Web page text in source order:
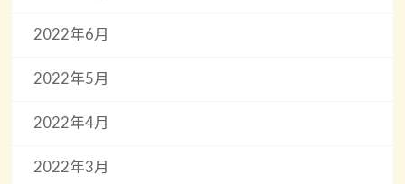
2022年6月
2022年5月
2022年4月
2022年3月